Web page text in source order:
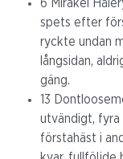
6 Mirakel
spets efter
ryckte undan
långsidan,
gäng.
13
utvändigt, fyra
förstahäst i